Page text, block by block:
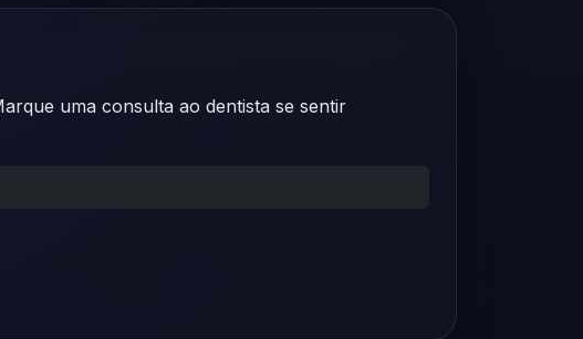
uma consulta ao dentista se sentir